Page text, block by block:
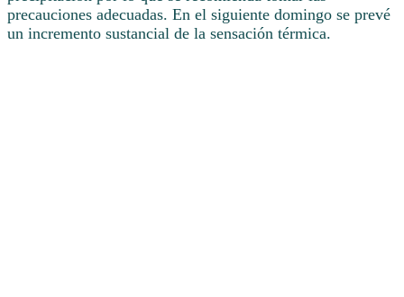
precauciones adecuadas. En el siguiente domingo se prevé
un incremento sustancial de la sensación térmica.